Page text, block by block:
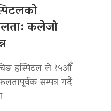
कलेजो
हस्पिटल ले १५औँ
सम्पन्न गर्दै